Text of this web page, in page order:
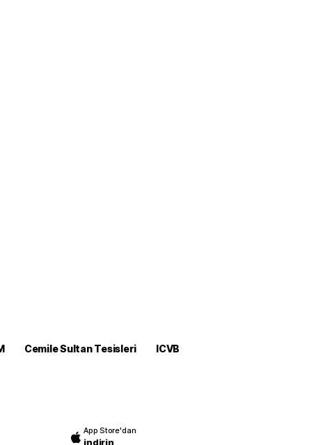
Cemile Sultan Tesisleri
ICVB
App Store'dan
indirin